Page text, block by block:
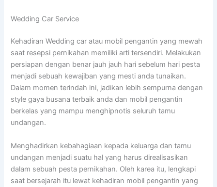
Wedding Car Service
Kehadiran Wedding car atau mobil pengantin yang mewah
saat resepsi pernikahan memiliki arti tersendiri. Melakukan
persiapan dengan benar jauh jauh hari sebelum hari pesta
menjadi sebuah kewajiban yang mesti anda tunaikan.
Dalam momen terindah ini, jadikan lebih sempurna dengan
style gaya busana terbaik anda dan mobil pengantin
berkelas yang mampu menghipnotis seluruh tamu
undangan.
Menghadirkan kebahagiaan kepada keluarga dan tamu
undangan menjadi suatu hal yang harus direalisasikan
dalam sebuah pesta pernikahan. Oleh karea itu, lengkapi
saat bersejarah itu lewat kehadiran mobil pengantin yang